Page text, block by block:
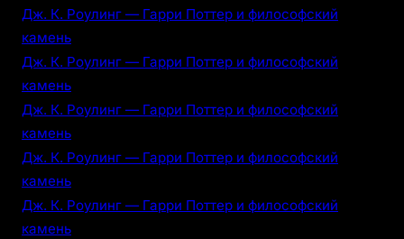
Дж. К. Роулинг — Гарри Поттер и философский
камень
Дж. К. Роулинг — Гарри Поттер и философский
камень
Дж. К. Роулинг — Гарри Поттер и философский
камень
Дж. К. Роулинг — Гарри Поттер и философский
камень
Дж. К. Роулинг — Гарри Поттер и философский
камень